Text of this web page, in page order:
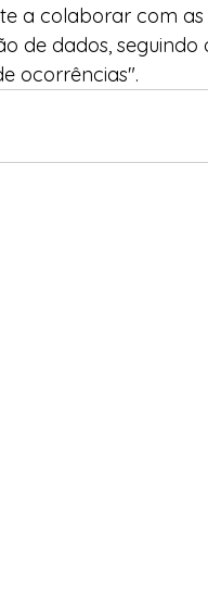
a colaborar com
de dados, seguindo
ocorrências".